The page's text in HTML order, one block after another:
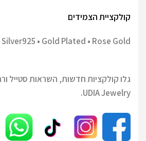
קולקציית הצמידים
Silver925 • Gold Plated • Rose Gold
גלו קולקציות חדשות, השראות סטייל
UDIA Jewelry.